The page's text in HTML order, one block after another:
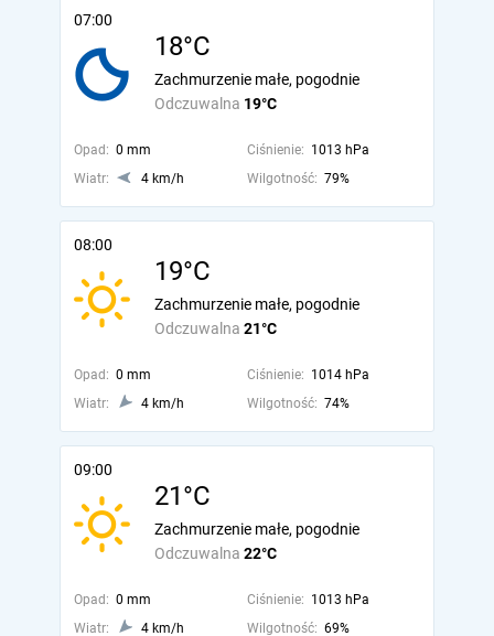
07:00
18°C
Odczuwalna 19°C
Zachmurzenie małe, pogodnie
Opad: 0 mm Ciśnienie: 1013 hPa
Wiatr:
4 km/h Wilgotność: 79%
08:00
19°C
Odczuwalna 21°C
Zachmurzenie małe, pogodnie
Opad: 0 mm Ciśnienie: 1014 hPa
Wiatr:
4 km/h Wilgotność: 74%
09:00
21°C
Odczuwalna 22°C
Zachmurzenie małe, pogodnie
Opad: 0 mm Ciśnienie: 1013 hPa
Wiatr:
4 km/h Wilgotność: 69%